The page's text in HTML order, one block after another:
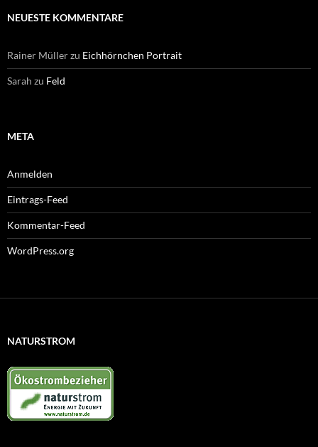
NEUESTE KOMMENTARE
Rainer Müllerzu Eichhörnchen Portrait
Sarah zu Feld
META
Anmelden
Eintrags-Feed
Kommentar-Feed
WordPress.org
NATURSTROM